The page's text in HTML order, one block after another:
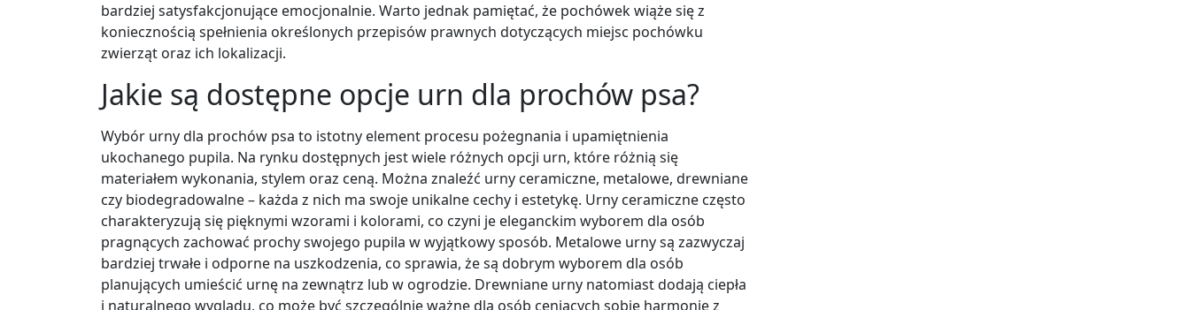
bardziej satysfakcjonujące emocjonalnie. Warto jednak pamiętać, że pochówek wiąże się z
koniecznością spełnienia określonych przepisów prawnych dotyczących miejsc pochówku
zwierząt oraz ich lokalizacji.
Jakie są dostępne opcje urn dla prochów psa?
Wybór urny dla prochów psa to istotny element procesu pożegnania i upamiętnienia
ukochanego pupila. Na rynku dostępnych jest wiele różnych opcji urn, które różnią się
materiałem wykonania, stylem oraz ceną. Można znaleźć urny ceramiczne, metalowe, drewniane
czy biodegradowalne – każda z nich ma swoje unikalne cechy i estetykę. Urny ceramiczne często
charakteryzują się pięknymi wzorami i kolorami, co czyni je eleganckim wyborem dla osób
pragnących zachować prochy swojego pupila w wyjątkowy sposób. Metalowe urny są zazwyczaj
bardziej trwałe i odporne na uszkodzenia, co sprawia, że są dobrym wyborem dla osób
planujących umieścić urnę na zewnątrz lub w ogrodzie. Drewniane urny natomiast dodają ciepła
i naturalnego wyglądu, co może być szczególnie ważne dla osób ceniących sobie harmonię z